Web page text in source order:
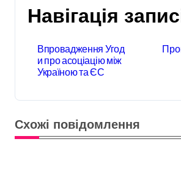
Навігація
Впровадження Угод
и про асоціацію між
Україною та ЄС
Схожі повідомлення